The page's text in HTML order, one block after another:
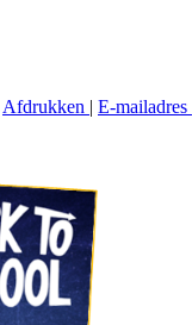
Afdrukken | E-mailadres